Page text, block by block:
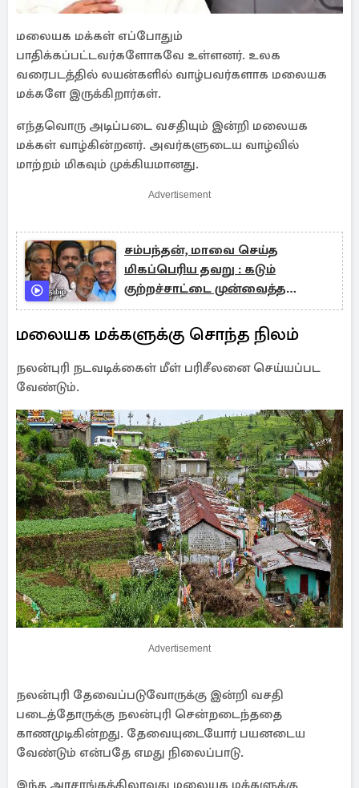
மலையக மக்கள் எப்போதும்
பாதிக்கப்பட்டவர்களோகவே உள்ளனர். உலக
வரைபடத்தில் லயன்களில் வாழ்பவர்களாக மலையக
மக்களே இருக்கிறார்கள்.
எந்தவொரு அடிப்படை வசதியும் இன்றி மலையக
மக்கள் வாழ்கின்றனர். அவர்களுடைய வாழ்வில்
மாற்றம் மிகவும் முக்கியமானது.
Advertisement
சம்பந்தன், மாவை செய்த
மிகப்பெரிய தவறு : கடும்
குற்றச்சாட்டை முன்வைத்த
சிவஞானம்
மலையக மக்களுக்கு சொந்த நிலம்
நலன்புரி நடவடிக்கைள் மீள் பரிசீலனை செய்யப்பட
வேண்டும்.
Advertisement
நலன்புரி தேவைப்படுவோருக்கு இன்றி வசதி
படைத்தோருக்கு நலன்புரி சென்றடைந்ததை
காணமுடிகின்றது. தேவையுடையோர் பயனடைய
வேண்டும் என்பதே எமது நிலைப்பாடு.
இந்த அரசாங்கத்திலாவது மலையக மக்களுக்கு